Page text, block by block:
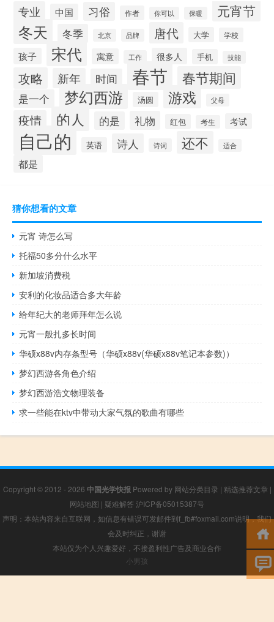
专业 中国 习俗 作者 你可以 保暖 元宵节
冬天 冬季 北京 品牌 唐代 大学 学校
孩子 宋代 寓意 工作 很多人 手机 技能
攻略 新年 时间 春节 春节期间
是一个 梦幻西游 汤圆 游戏 父母
疫情 的人 的是 礼物 红包 考生 考试
自己的 英语 诗人 诗词 还不 适合
都是
猜你想看的文章
元宵 诗怎么写
托福50多分什么水平
新加坡消费税
安利的化妆品适合多大年龄
给年纪大的老师拜年怎么说
元宵一般扎多长时间
华硕x88v内存条型号（华硕x88v(华硕x88v笔记本参数)）
梦幻西游各角色介绍
梦幻西游浩文物理装备
求一些能在ktv中带动大家气氛的歌曲有哪些
Copyright © 2012 - 2026 中国光学快报 Powered by 网站分类目录 | 精选推荐文章 |
网站地图 | 疑难解答 沪ICP备05015387号
声明：本站内容来自互联网，如信息有错误可发邮件到f_fb#foxmail.com说明，我们
会及时纠正，谢谢
本站仅为个人兴趣爱好，不接盈利性广告及商业合作
小男孩